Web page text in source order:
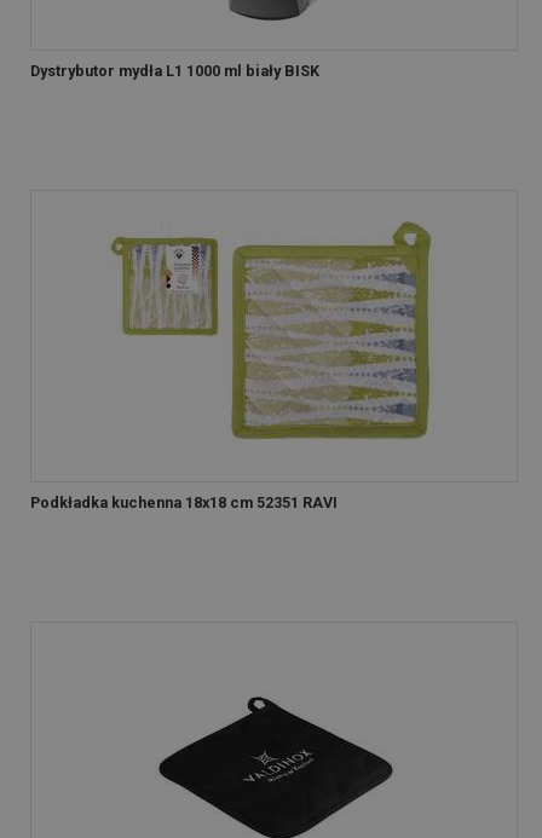
Dystrybutor mydła L1 1000 ml biały BISK
Podkładka kuchenna 18x18 cm 52351 RAVI